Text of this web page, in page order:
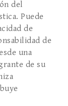
del
Puede
de
de
una
de su